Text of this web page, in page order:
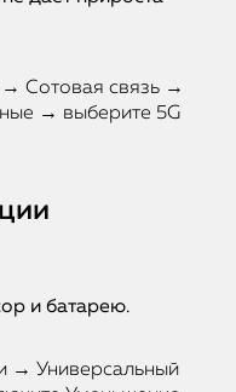
→ Сотовая связь →
→ выберите 5G
и батарею.
→ Универсальный